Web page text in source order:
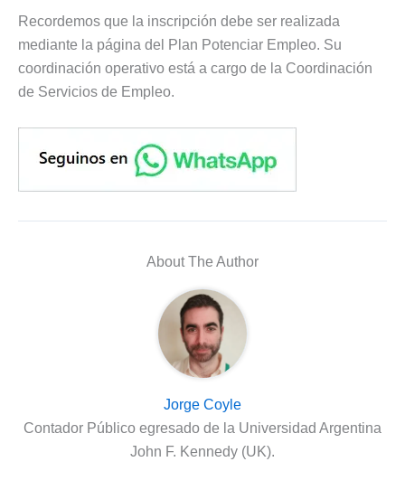
Recordemos que la inscripción debe ser realizada
mediante la página del Plan Potenciar Empleo. Su
coordinación operativo está a cargo de la Coordinación
de Servicios de Empleo.
About The Author
Jorge Coyle
Contador Público egresado de la Universidad Argentina
John F. Kennedy (UK).